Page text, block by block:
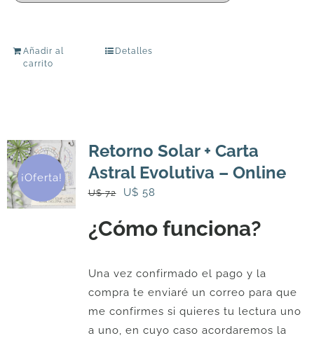
Añadir al
carrito
Detalles
¡Oferta!
Retorno Solar + Carta
Astral Evolutiva – Online
U$72
El
original
72.
U$ 58
actual
U$
58.
¿Cómo funciona?
Una vez confirmado el pago y la
compra te enviaré un correo para que
me confirmes si quieres tu lectura uno
a uno, en cuyo caso acordaremos la